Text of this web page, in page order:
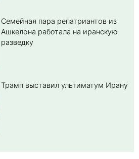
Семейная пара репатриантов из
Ашкелона работала на иранскую
разведку
Трамп выставил ультиматум Ирану